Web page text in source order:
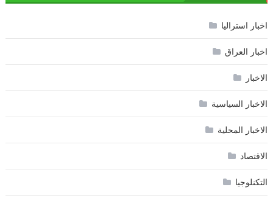
اخبار استراليا
اخبار العراق
الاخبار
الاخبار السياسية
الاخبار المحلية
الاقتصاد
التكنلوجيا